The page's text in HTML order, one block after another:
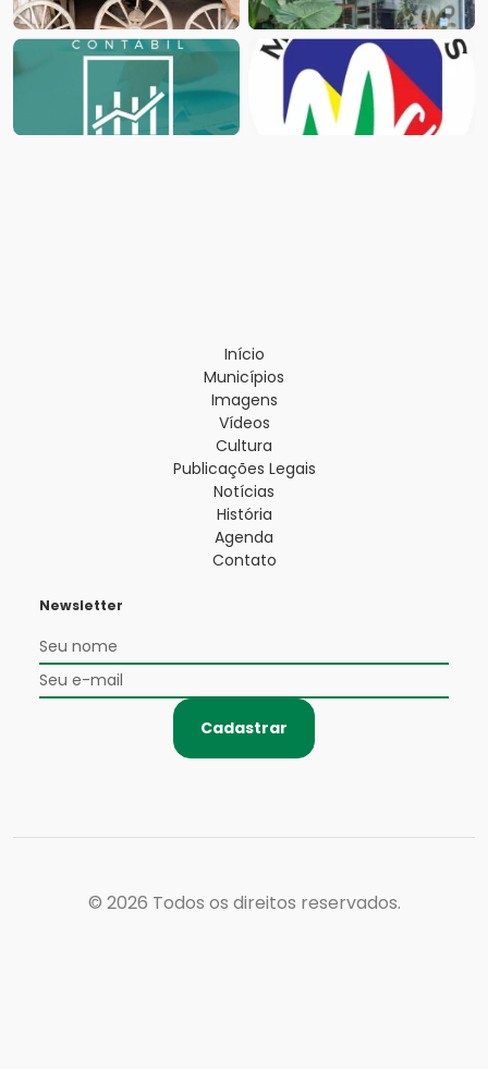
Início
Municípios
Imagens
Vídeos
Cultura
Publicações Legais
Notícias
História
Agenda
Contato
Newsletter
Cadastrar
© 2026 Todos os direitos reservados.